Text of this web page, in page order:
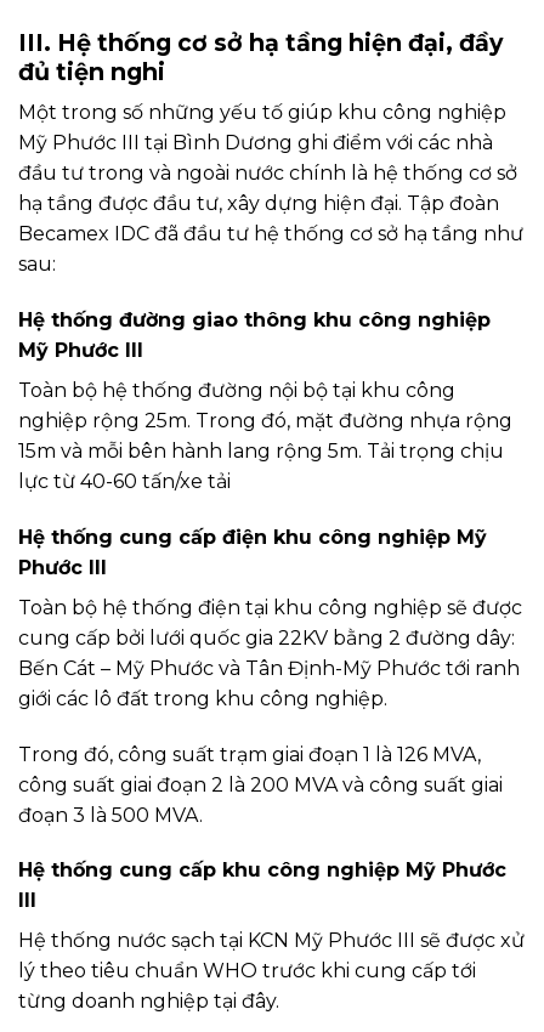
III. Hệ thống cơ sở hạ tầng hiện đại, đầy
đủ tiện nghi
Một trong số những yếu tố giúp khu công nghiệp
Mỹ Phước III tại Bình Dương ghi điểm với các nhà
đầu tư trong và ngoài nước chính là hệ thống cơ sở
hạ tầng được đầu tư, xây dựng hiện đại. Tập đoàn
Becamex IDC đã đầu tư hệ thống cơ sở hạ tầng như
sau:
Hệ thống đường giao thông khu công nghiệp
Mỹ Phước III
Toàn bộ hệ thống đường nội bộ tại khu công
nghiệp rộng 25m. Trong đó, mặt đường nhựa rộng
15m và mỗi bên hành lang rộng 5m. Tải trọng chịu
lực từ 40-60 tấn/xe tải
Hệ thống cung cấp điện khu công nghiệp Mỹ
Phước III
Toàn bộ hệ thống điện tại khu công nghiệp sẽ được
cung cấp bởi lưới quốc gia 22KV bằng 2 đường dây:
Bến Cát – Mỹ Phước và Tân Định-Mỹ Phước tới ranh
giới các lô đất trong khu công nghiệp.
Trong đó, công suất trạm giai đoạn 1 là 126 MVA,
công suất giai đoạn 2 là 200 MVA và công suất giai
đoạn 3 là 500 MVA.
Hệ thống cung cấp khu công nghiệp Mỹ Phước
Hệ thống nước sạch tại KCN Mỹ Phước III sẽ được xử
lý theo tiêu chuẩn WHO trước khi cung cấp tới
từng doanh nghiệp tại đây.